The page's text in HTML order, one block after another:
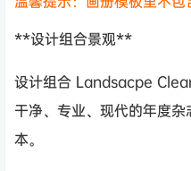
**设计组合景观**
设计组合 Landsacpe
干净、专业、现代的年度
本。